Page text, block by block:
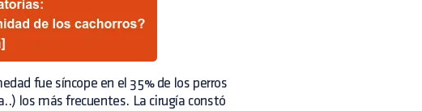
fue síncope en el 35% de los perros
los más frecuentes. La cirugía constó